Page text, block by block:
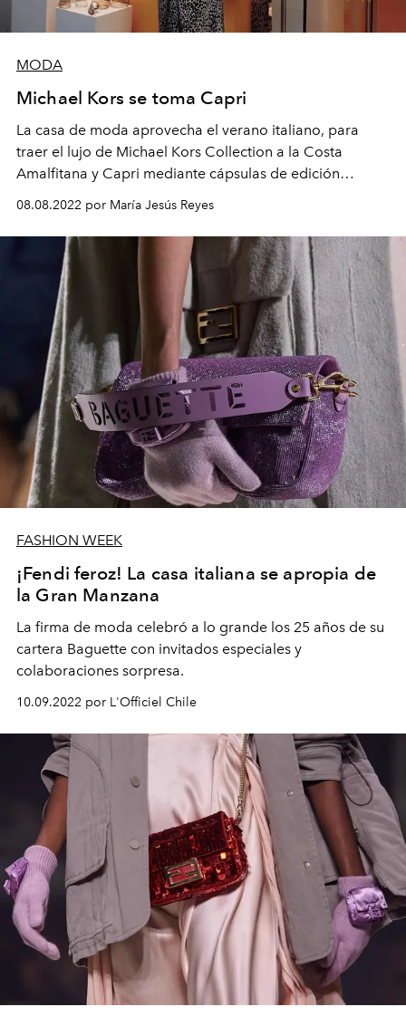
MODA
Michael Kors se toma Capri
La casa de moda aprovecha el verano italiano, para
traer el lujo de Michael Kors Collection a la Costa
Amalfitana y Capri mediante cápsulas de edición
08.08.2022 por María Jesús Reyes
FASHION WEEK
¡Fendi feroz! La casa italiana se apropia de
la Gran Manzana
La firma de moda celebró a lo grande los 25 años de su
cartera Baguette con invitados especiales y
colaboraciones sorpresa.
10.09.2022 por L'Officiel Chile